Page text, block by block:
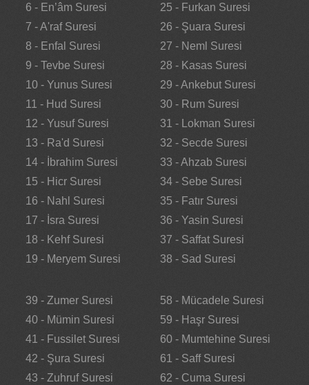
6 - En’âm Suresi
7 - A'raf Suresi
8 - Enfal Suresi
9 - Tevbe Suresi
10 - Yunus Suresi
11 - Hud Suresi
12 - Yusuf Suresi
13 - Ra'd Suresi
14 - İbrahim Suresi
15 - Hicr Suresi
16 - Nahl Suresi
17 - İsra Suresi
18 - Kehf Suresi
19 - Meryem Suresi
25 - Furkan Suresi
26 - Şuara Suresi
27 - Neml Suresi
28 - Kasas Suresi
29 - Ankebut Suresi
30 - Rum Suresi
31 - Lokman Suresi
32 - Secde Suresi
33 - Ahzab Suresi
34 - Sebe Suresi
35 - Fatır Suresi
36 - Yasin Suresi
37 - Saffat Suresi
38 - Sad Suresi
39 - Zumer Suresi
40 - Mümin Suresi
41 - Fussilet Suresi
42 - Şura Suresi
43 - Zuhruf Suresi
58 - Mücadele Suresi
59 - Haşr Suresi
60 - Mumtehine Suresi
61 - Saff Suresi
62 - Cuma Suresi